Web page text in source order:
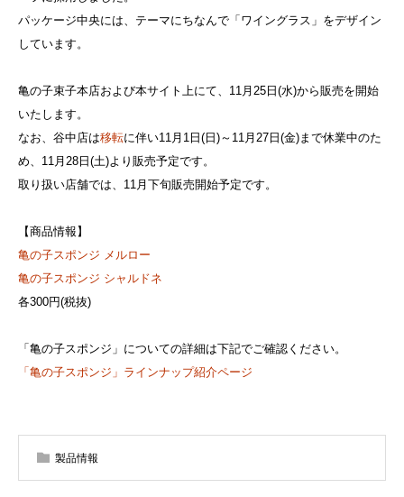
パッケージ中央には、テーマにちなんで「ワイングラス」をデザイン
しています。
亀の子束子本店および本サイト上にて、11月25日(水)から販売を開始
いたします。
なお、谷中店は移転に伴い11月1日(日)～11月27日(金)まで休業中のた
め、11月28日(土)より販売予定です。
取り扱い店舗では、11月下旬販売開始予定です。
【商品情報】
亀の子スポンジ メルロー
亀の子スポンジ シャルドネ
各300円(税抜)
「亀の子スポンジ」についての詳細は下記でご確認ください。
「亀の子スポンジ」ラインナップ紹介ページ
製品情報